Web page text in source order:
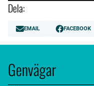
Dela:
EMAIL FACEBOOK
Genvägar